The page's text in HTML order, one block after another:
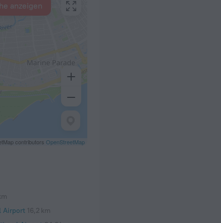
contributors OpenStreetMap
anzeigen
Airport 16,2 km